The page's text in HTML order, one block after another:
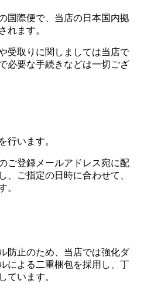
国際便で、当店の日本国内拠
れます。
受取りに関しましては当店で
必要な手続きなどは一切ござ
行います。
ご登録メールアドレス宛に配
、ご指定の日時に合わせて、
。
防止のため、当店では強化ダ
による二重梱包を採用し、丁
ています。